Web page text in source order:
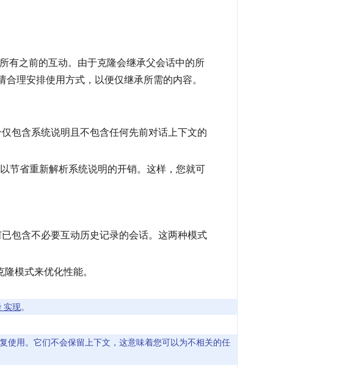
所有之前的互动。由于克隆会继承父会话中的所
理安排使用方式，以便仅继承所需的内容。
包含系统说明且不包含任何先前对话上下文的
节省重新解析系统说明的开销。这样，您就可
包含不必要互动历史记录的会话。这两种模式
隆模式来优化性能。
实现。
使用。它们不会保留上下文，这意味着您可以为不相关的任